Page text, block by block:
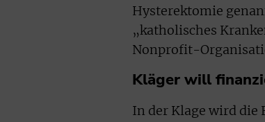
Hysterektomie
„katholisches
Nonprofit-
Kläger will
In der Klage wird